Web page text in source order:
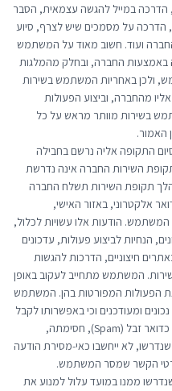
במייל להגשה עצמאית, הסבר
על מסמכים שיש לצרף, סיוע
ועוד. חשוב מאוד על המשתמש
באמצעות החברה, ובחלק מהמלגות
ולכן באחריות המשתמש בשירות
מהחברה, וביצוע הפעולות
בשירות מוותר מראש על כל
האמור.
התקופה אליה נרשם בחבילה
השירות החברה אינה נדרשת
תקופת השירות תשלח החברה
אלקטרוני, באזור האישי,
הודעות אלו עשויות לכלול,
הנחיות לביצוע פעולות, עדכונים
חיצוניים, הדרכות להגשות
המשתמש מתחייב לעקוב באופן
הפעולות המפורטות בהן. המשתמש
ומעודכנים וכי באפשרותו לקבל
הודעות מהחברה. אי-קריאת הודעה, סיווגה כדואר זבל (Spam), חסימתה,
לא ייחשבו כאי-מסירת הודעה
הקשר שמסר המשתמש.
ממנו במועד עלול למנוע את